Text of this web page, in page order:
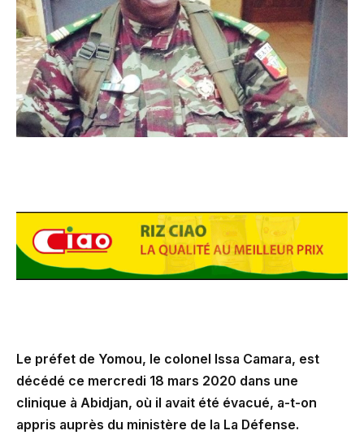
Le préfet de Yomou, le colonel Issa Camara, est
décédé ce mercredi 18 mars 2020 dans une
clinique à Abidjan, où il avait été évacué, a-t-on
appris auprès du ministère de la La Défense.